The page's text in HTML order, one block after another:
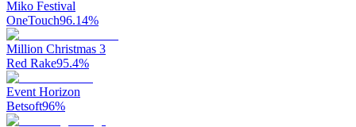
Miko Festival
OneTouch96.14%
Million Christmas 3
Red Rake95.4%
Event Horizon
Betsoft96%